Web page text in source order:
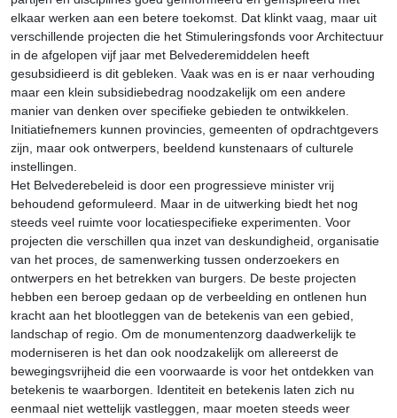
elkaar werken aan een betere toekomst. Dat klinkt vaag, maar uit
verschillende projecten die het Stimuleringsfonds voor Architectuur
in de afgelopen vijf jaar met Belvederemiddelen heeft
gesubsidieerd is dit gebleken. Vaak was en is er naar verhouding
maar een klein subsidiebedrag noodzakelijk om een andere
manier van denken over specifieke gebieden te ontwikkelen.
Initiatiefnemers kunnen provincies, gemeenten of opdrachtgevers
zijn, maar ook ontwerpers, beeldend kunstenaars of culturele
instellingen.
Het Belvederebeleid is door een progressieve minister vrij
behoudend geformuleerd. Maar in de uitwerking biedt het nog
steeds veel ruimte voor locatiespecifieke experimenten. Voor
projecten die verschillen qua inzet van deskundigheid, organisatie
van het proces, de samenwerking tussen onderzoekers en
ontwerpers en het betrekken van burgers. De beste projecten
hebben een beroep gedaan op de verbeelding en ontlenen hun
kracht aan het blootleggen van de betekenis van een gebied,
landschap of regio. Om de monumentenzorg daadwerkelijk te
moderniseren is het dan ook noodzakelijk om allereerst de
bewegingsvrijheid die een voorwaarde is voor het ontdekken van
betekenis te waarborgen. Identiteit en betekenis laten zich nu
eenmaal niet wettelijk vastleggen, maar moeten steeds weer